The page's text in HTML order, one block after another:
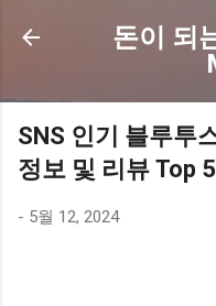
기본
돈이 되
SNS 인기 블루투
정보 및 리뷰 Top 5
- 5월 12, 2024